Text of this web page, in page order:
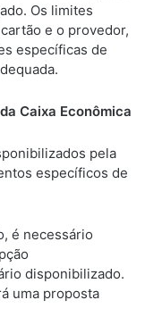
Os limites
e o provedor,
específicas de
Caixa Econômica
pela
específicos de
é necessário
disponibilizado.
uma proposta